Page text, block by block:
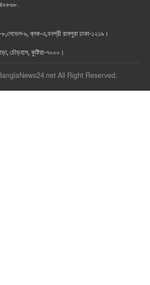
৯, ব্লক-এ,বনশ্রী রামপুরা ঢাকা-১২১৯।
চৌড়হাস, কুষ্টিয়া-৭০০০।
All Right Reserved.